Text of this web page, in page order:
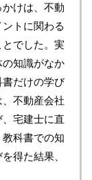
けは、不動
トに関わる
でした。実
知識がなか
だけの学び
不動産会社
宅建士に直
科書での知
得た結果、